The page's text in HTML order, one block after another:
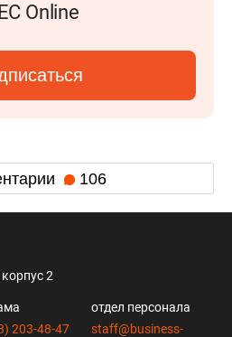
Online
106
2
203-48-47
отдел персонала
staff@business-